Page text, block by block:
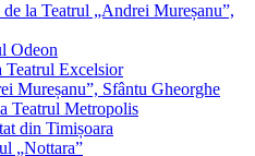
la Teatrul „Andrei Mureșanu”,
Odeon
Teatrul Excelsior
Mureșanu”, Sfântu Gheorghe
Teatrul Metropolis
din Timișoara
„Nottara”